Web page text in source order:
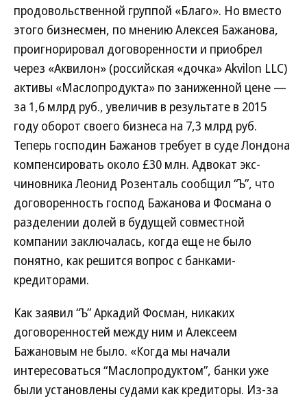
продовольственной группой «Благо». Но вместо
этого бизнесмен, по мнению Алексея Бажанова,
проигнорировал договоренности и приобрел
через «Аквилон» (российская «дочка» Akvilon LLC)
активы «Маслопродукта» по заниженной цене —
за 1,6 млрд руб., увеличив в результате в 2015
году оборот своего бизнеса на 7,3 млрд руб.
Теперь господин Бажанов требует в суде Лондона
компенсировать около £30 млн. Адвокат экс-
чиновника Леонид Розенталь сообщил “Ъ”, что
договоренность господ Бажанова и Фосмана о
разделении долей в будущей совместной
компании заключалась, когда еще не было
понятно, как решится вопрос с банками-
кредиторами.
Как заявил “Ъ” Аркадий Фосман, никаких
договоренностей между ним и Алексеем
Бажановым не было. «Когда мы начали
интересоваться “Маслопродуктом”, банки уже
были установлены судами как кредиторы. Из-за